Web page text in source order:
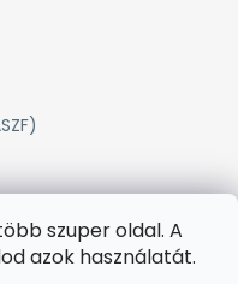
szuper oldal. A
azok használatát.